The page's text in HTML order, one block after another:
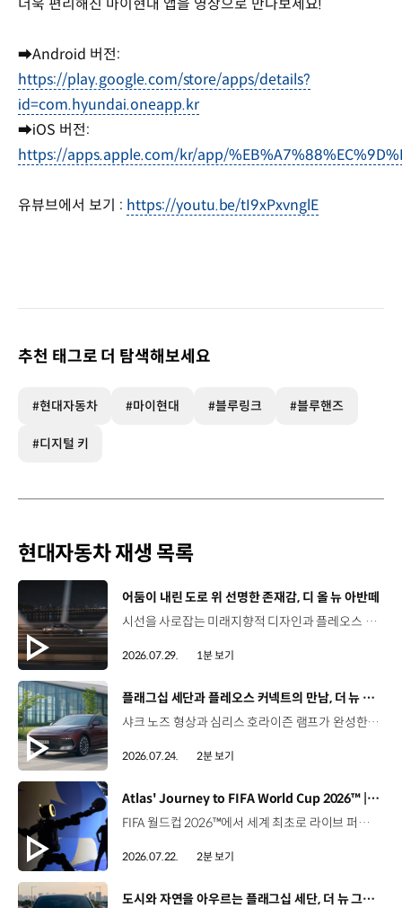
더욱 편리해진 마이현대 앱을 영상으로 만나보세요!
➡Android 버전:
https://play.google.com/store/apps/details?
id=com.hyundai.oneapp.kr
➡iOS 버전:
https://apps.apple.com/kr/app/
유뷰브에서 보기 : https://youtu.be/tI9xPxvnglE
추천 태그로 더 탐색해보세요
#현대자동차 #마이현대 #블루링크 #블루핸즈
#디지털 키
현대자동차 재생 목록
[동영상]
어둠이 내린 도로 위 선명한 존재감, 디 올 뉴 아반떼
시선을 사로잡는 미래지향적 디자인과 플레오스 커넥트로 완성한 디지털 경험까지.세단의 새로운 기준을 제시하는 디 올 뉴 아반떼를 만나보세요. *본 영상은 AI를 활용해 제작했습니다. #현대자동차 #디올뉴아반떼 #아반떼 #플레오스커넥트 #글레오AI 유튜브 쇼츠 보기
2026.07.29. 1분 보기
[동영상]
플래그십 세단과 플레오스 커넥트의 만남, 더 뉴 그랜저
샤크 노즈 형상과 심리스 호라이즌 램프가 완성한 세련된 외관플레오스 커넥트와 Gleo AI가 만드는 스마트한 운전 경험까지. 새롭게 진화한 더 뉴 그랜저를 영상으로 만나보세요. #현대자동차 #더뉴그랜저 #플레오스커넥트 #그랜저 #플래그십세단 #TheNewGrandeur #PleosConnect
2026.07.24. 2분 보기
[동영상]
Atlas' Journey to FIFA World Cup 2026™ | 보스턴 다이나믹스
FIFA 월드컵 2026™에서 세계 최초로 라이브 퍼포먼스를 선보인 아틀라스.그 현장을 완성한 시니어 프로그램 매니저 세스 데이비스(Seth Davis)가 전하는 퍼포먼스의 비하인드 스토리를 만나보세요. 인터뷰 전문 보기 ▶ 자세히 보기 ▶ #현대자동차 #보스턴다이나믹스 #아틀라스 #로보틱스 #BostonDynamics #Atlas #Robotics #NextStartsNow
2026.07.22. 2분 보기
[동영상]
도시와 자연을 아우르는 플래그십 세단, 더 뉴 그랜저